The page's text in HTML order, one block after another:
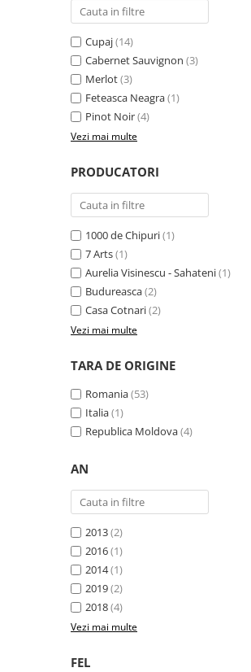
Cupaj(14)
Cabernet Sauvignon (3)
Merlot(3)
Feteasca Neagra(1)
Pinot Noir(4)
Vezi mai multe
PRODUCATORI
1000 de Chipuri(1)
7 Arts(1)
Aurelia Visinescu - Sahateni(1)
Budureasca(2)
Casa Cotnari(2)
Vezi mai multe
TARA DE ORIGINE
Romania(53)
Italia(1)
Republica Moldova(4)
AN
2013(2)
2016(1)
2014(1)
2019(2)
2018(4)
Vezi mai multe
FEL